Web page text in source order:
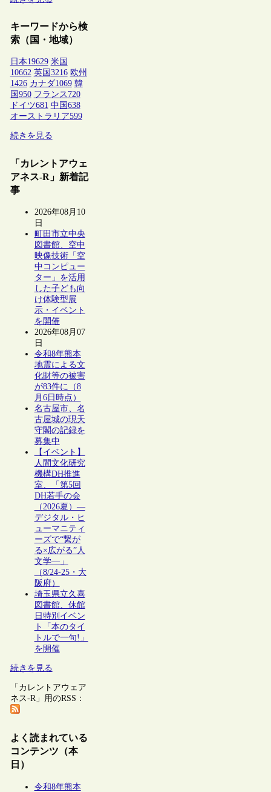
キーワードから検
索（国・地域）
日本19629 米国
10662 英国 3216 欧州
1426 カナダ1069 韓
国 950 フランス 720
ドイツ681 中国 638
オーストラリア599
続きを見る
「カレントアウェ
アネス-R」新着記
事
2026年08月10
日
町田市立中央
図書館、空中
映像技術「空
中コンピュー
ター」を活用
した子ども向
け体験型展
示・イベント
を開催
2026年08月07
日
令和8年熊本
地震による文
化財等の被害
が83件に（8
月6日時点）
名古屋市、名
古屋城の現天
守閣の記録を
募集中
【イベント】
人間文化研究
機構DH推進
室、「第5回
DH若手の会
（2026夏）―
デジタル・ヒ
ューマニティ
ーズで“繋が
る×広がる”人
文学―」
（8/24-25・大
阪府）
埼玉県立久喜
図書館、休館
日特別イベン
ト「本のタイ
トルで一句!」
を開催
続きを見る
「カレントアウェア
ネス-R」用のRSS：
よく読まれている
コンテンツ（本
日）
令和8年熊本